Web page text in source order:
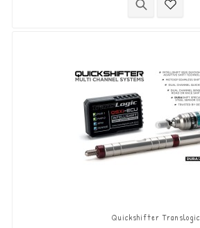
"Standard e Reverse". Il sensore DCS
Quickshifter Translogic